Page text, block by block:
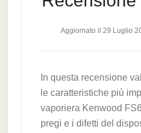
Aggiornato il 29 Luglio
In questa recensione
le caratteristiche più
vaporiera Kenwood
pregi e i difetti del